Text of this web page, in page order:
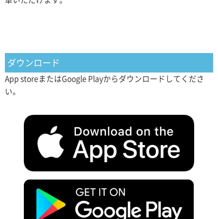
ダウンロード
App storeまたはGoogle Playからダウンロードしてくださ
い。